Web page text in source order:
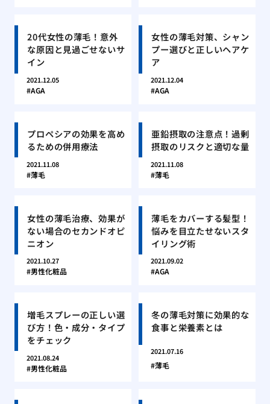
20代女性の薄毛！意外
な原因と見過ごせないサ
イン
2021.12.05
AGA
女性の薄毛対策、シャン
プー選びと正しいヘアケ
ア
2021.12.04
AGA
プロペシアの効果を高め
るための併用療法
2021.11.08
薄毛
亜鉛摂取の注意点！過剰
摂取のリスクと適切な量
2021.11.08
薄毛
女性の薄毛治療、効果が
ない場合のセカンドオピ
ニオン
2021.10.27
男性化粧品
薄毛をカバーする髪型！
悩みを目立たせないスタ
イリング術
2021.09.02
AGA
増毛スプレーの正しい選
び方！色・成分・タイプ
をチェック
2021.08.24
男性化粧品
冬の薄毛対策に効果的な
食事と栄養素とは
2021.07.16
薄毛